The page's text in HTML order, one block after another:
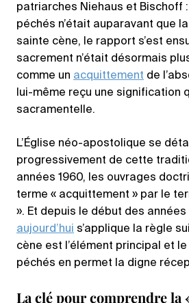
patriarches Niehaus et Bischoff
péchés n’était auparavant que
sainte cène, le rapport s’est
sacrement n’était désormais
comme un acquittement de
lui-même reçu une signification
sacramentelle.
L’Église néo-apostolique se
progressivement de cette
années 1960, les ouvrages
terme « acquittement » par le
». Et depuis le début des années
aujourd’hui s’applique la règle
cène est l’élément principal et
péchés en permet la digne
La clé pour comprendre la